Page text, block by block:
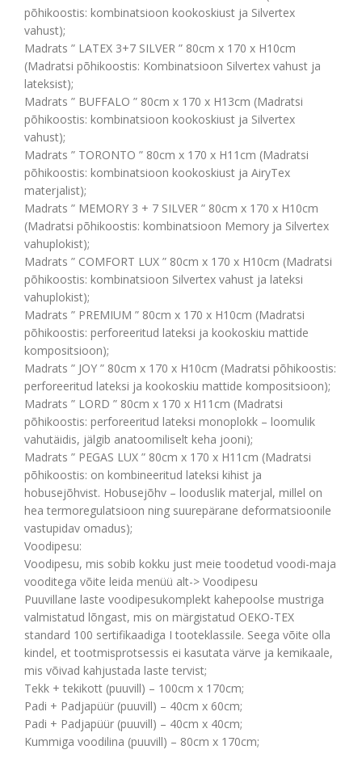
põhikoostis: kombinatsioon kookoskiust ja Silvertex
vahust);
Madrats ” LATEX 3+7 SILVER ” 80cm x 170 x H10cm
(Madratsi põhikoostis: Kombinatsioon Silvertex vahust ja
lateksist);
Madrats ” BUFFALO ” 80cm x 170 x H13cm (Madratsi
põhikoostis: kombinatsioon kookoskiust ja Silvertex
vahust);
Madrats ” TORONTO ” 80cm x 170 x H11cm (Madratsi
põhikoostis: kombinatsioon kookoskiust ja AiryTex
materjalist);
Madrats ” MEMORY 3 + 7 SILVER ” 80cm x 170 x H10cm
(Madratsi põhikoostis: kombinatsioon Memory ja Silvertex
vahuplokist);
Madrats ” COMFORT LUX ” 80cm x 170 x H10cm (Madratsi
põhikoostis: kombinatsioon Silvertex vahust ja lateksi
vahuplokist);
Madrats ” PREMIUM ” 80cm x 170 x H10cm (Madratsi
põhikoostis: perforeeritud lateksi ja kookoskiu mattide
kompositsioon);
Madrats ” JOY ” 80cm x 170 x H10cm (Madratsi põhikoostis:
perforeeritud lateksi ja kookoskiu mattide kompositsioon);
Madrats ” LORD ” 80cm x 170 x H11cm (Madratsi
põhikoostis: perforeeritud lateksi monoplokk – loomulik
vahutäidis, jälgib anatoomiliselt keha jooni);
Madrats ” PEGAS LUX ” 80cm x 170 x H11cm (Madratsi
põhikoostis: on kombineeritud lateksi kihist ja
hobusejõhvist. Hobusejõhv – looduslik materjal, millel on
hea termoregulatsioon ning suurepärane deformatsioonile
vastupidav omadus);
Voodipesu:
Voodipesu, mis sobib kokku just meie toodetud voodi-maja
vooditega võite leida menüü alt-> Voodipesu
Puuvillane laste voodipesukomplekt kahepoolse mustriga
valmistatud lõngast, mis on märgistatud OEKO-TEX
standard 100 sertifikaadiga I tooteklassile. Seega võite olla
kindel, et tootmisprotsessis ei kasutata värve ja kemikaale,
mis võivad kahjustada laste tervist;
Tekk + tekikott (puuvill) – 100cm x 170cm;
Padi + Padjapüür (puuvill) – 40cm x 60cm;
Padi + Padjapüür (puuvill) – 40cm x 40cm;
Kummiga voodilina (puuvill) – 80cm x 170cm;